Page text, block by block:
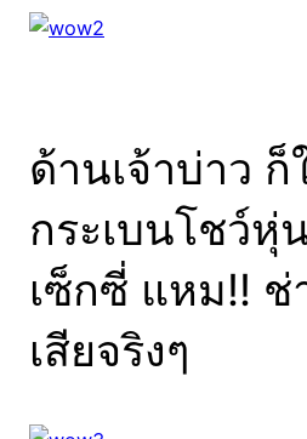
ด้านเจ้าบ่าว ก็
กระเบนโชว์หุ่
เซ็กซี่ แหม!! ช่
เสียจริงๆ